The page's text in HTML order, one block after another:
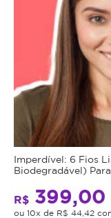
Imperdível: 6 Fios
Biodegradável)
R$ 399,00
ou 10x de R$ 44,42